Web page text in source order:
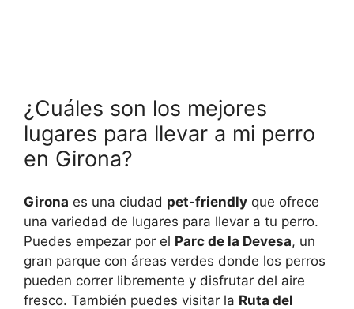
¿Cuáles son los mejores
lugares para llevar a mi perro
en Girona?
Girona es una ciudad pet-friendly que ofrece
una variedad de lugares para llevar a tu perro.
Puedes empezar por el Parc de la Devesa, un
gran parque con áreas verdes donde los perros
pueden correr libremente y disfrutar del aire
fresco. También puedes visitar la Ruta del